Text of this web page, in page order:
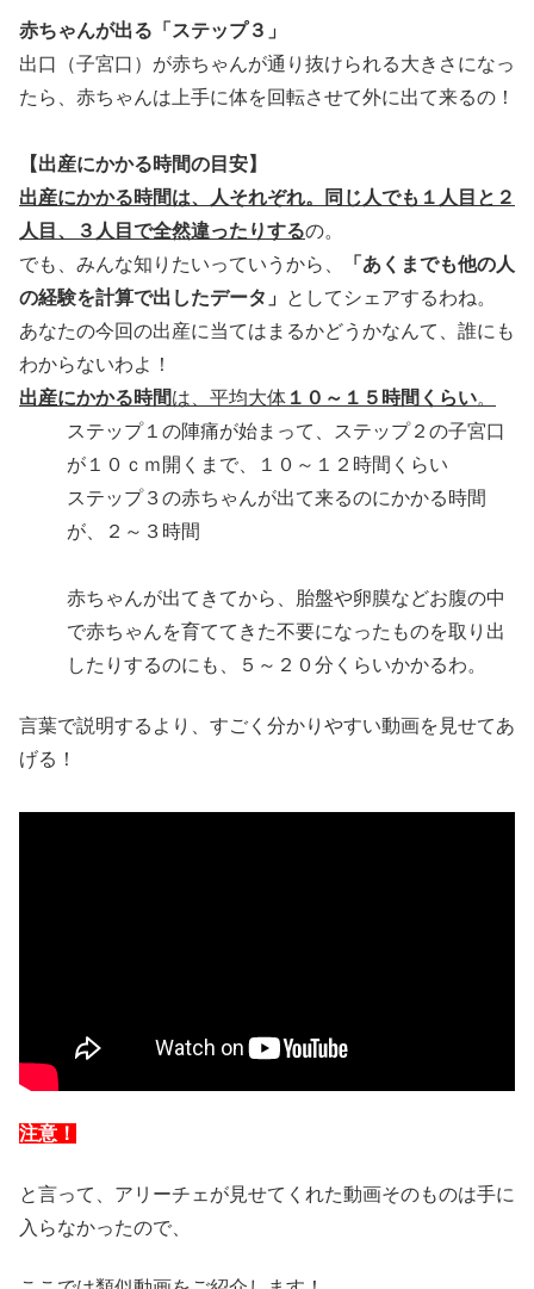
赤ちゃんが出る「ステップ３」
出口（子宮口）が赤ちゃんが通り抜けられる大きさになっ
たら、赤ちゃんは上手に体を回転させて外に出て来るの！
【出産にかかる時間の目安】
出産にかかる時間は、人それぞれ。同じ人でも１人目と２
人目、３人目で全然違ったりするの。
でも、みんな知りたいっていうから、
「あくまでも他の人
の経験を計算で出したデータ」
としてシェアするわね。
あなたの今回の出産に当てはまるかどうかなんて、誰にも
わからないわよ！
出産にかかる時間は、平均大体 １０～１５時間くらい。
ステップ１の陣痛が始まって、ステップ２の子宮口
が１０ｃｍ開くまで、１０～１２時間くらい
ステップ３の赤ちゃんが出て来るのにかかる時間
が、２～３時間
赤ちゃんが出てきてから、胎盤や卵膜などお腹の中
で赤ちゃんを育ててきた不要になったものを取り出
したりするのにも、５～２０分くらいかかるわ。
言葉で説明するより、すごく分かりやすい動画を見せてあ
げる！
注意！
と言って、アリーチェが見せてくれた動画そのものは手に
入らなかったので、